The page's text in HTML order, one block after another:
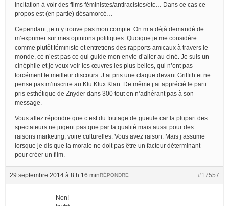
incitation à voir des films féministes/antiracistes/etc… Dans ce cas ce
propos est (en partie) désamorcé…
Cependant, je n’y trouve pas mon compte. On m’a déjà demandé de
m’exprimer sur mes opinions politiques. Quoique je me considère
comme plutôt féministe et entretiens des rapports amicaux à travers le
monde, ce n’est pas ce qui guide mon envie d’aller au ciné. Je suis un
cinéphile et je veux voir les œuvres les plus belles, qui n’ont pas
forcément le meilleur discours. J’ai pris une claque devant Griffith et ne
pense pas m’inscrire au Klu Klux Klan. De même j’ai apprécié le parti
pris esthétique de Znyder dans 300 tout en n’adhérant pas à son
message.
Vous allez répondre que c’est du foutage de gueule car la plupart des
spectateurs ne jugent pas que par la qualité mais aussi pour des
raisons marketing, voire culturelles. Vous avez raison. Mais j’assume
lorsque je dis que la morale ne doit pas être un facteur déterminant
pour créer un film.
29 septembre 2014 à 8 h 16 min #17557
RÉPONDRE
Non!